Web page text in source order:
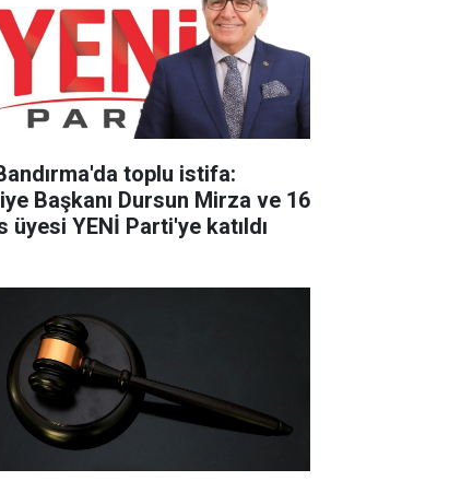
toplu istifa:
Başkanı Dursun Mirza ve 16
üyesi YENİ Parti'ye katıldı